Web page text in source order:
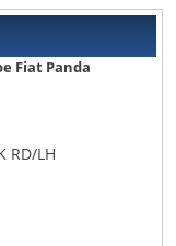
Fiat Panda
RD/LH